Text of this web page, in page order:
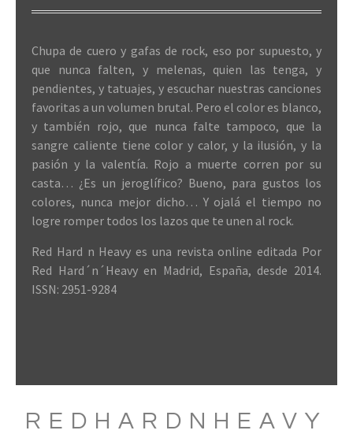
Chupa de cuero y gafas de rock, eso por supuesto, y
que nunca falten, y melenas, quien las tenga, y
pendientes, y tatuajes, y escuchar nuestras canciones
favoritas a un volumen brutal. Pero el color es blanco,
y también rojo, que nunca falte tampoco, que la
sangre caliente tiene color y calor, y la ilusión, y la
pasión y la valentía. Rojo a muerte corren por su
casta… ¿Es un jeroglífico? Bueno, para gustos los
colores, nunca mejor dicho… Y ojalá el tiempo no
logre romper todos los lazos que te unen al rock.
Red Hard n Heavy es una revista online editada Por
Red Hard´n´Heavy en Madrid, España, desde 2014.
ISSN: 2951-9284
REDHARDNHEAVY